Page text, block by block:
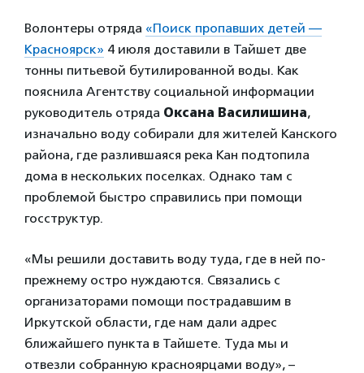
Волонтеры отряда «Поиск пропавших детей —
Красноярск» 4 июля доставили в Тайшет две
тонны питьевой бутилированной воды. Как
пояснила Агентству социальной информации
руководитель отряда Оксана Василишина,
изначально воду собирали для жителей Канского
района, где разлившаяся река Кан подтопила
дома в нескольких поселках. Однако там с
проблемой быстро справились при помощи
госструктур.
«Мы решили доставить воду туда, где в ней по-
прежнему остро нуждаются. Связались с
организаторами помощи пострадавшим в
Иркутской области, где нам дали адрес
ближайшего пункта в Тайшете. Туда мы и
отвезли собранную красноярцами воду», –